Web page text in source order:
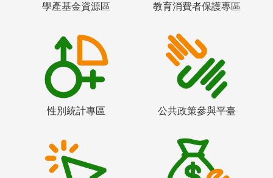
學產基金資源區 教育消費者保護專區
性別統計專區 公共政策參與平臺